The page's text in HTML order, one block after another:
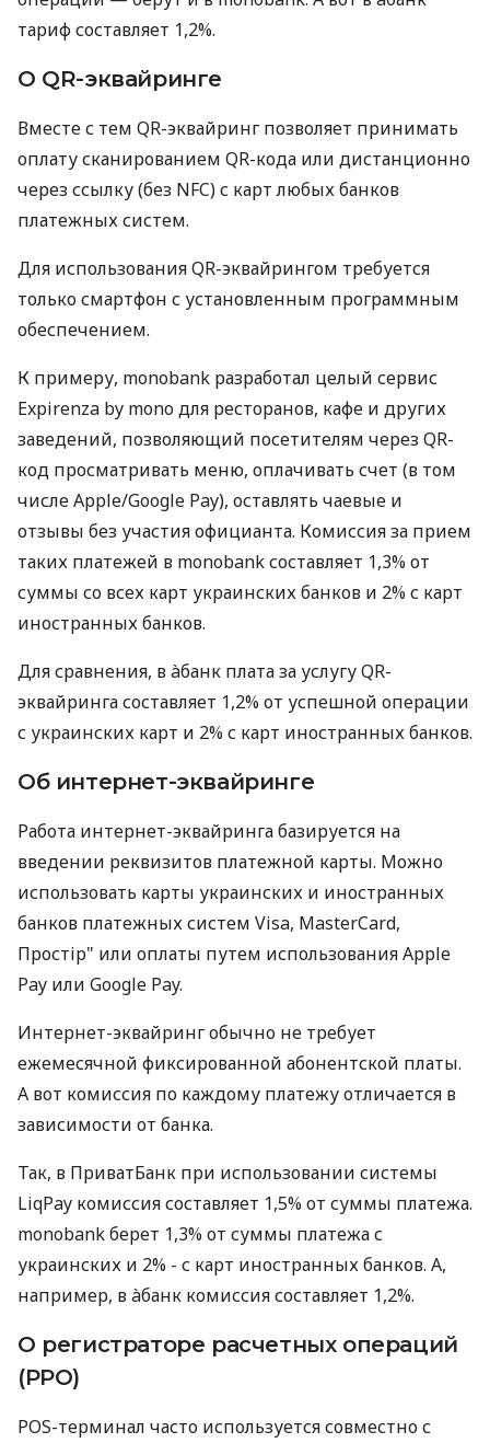
тариф составляет 1,2%.
О QR-эквайринге
Вместе с тем QR-эквайринг позволяет принимать
оплату сканированием QR-кода или дистанционно
через ссылку (без NFC) с карт любых банков
платежных систем.
Для использования QR-эквайрингом требуется
только смартфон с установленным программным
обеспечением.
К примеру, monobank разработал целый сервис
Expirenza by mono для ресторанов, кафе и других
заведений, позволяющий посетителям через QR-
код просматривать меню, оплачивать счет (в том
числе Apple/Google Pay), оставлять чаевые и
отзывы без участия официанта. Комиссия за прием
таких платежей в monobank составляет 1,3% от
суммы со всех карт украинских банков и 2% с карт
иностранных банков.
Для сравнения, в àбанк плата за услугу QR-
эквайринга составляет 1,2% от успешной операции
с украинских карт и 2% с карт иностранных банков.
Об интернет-эквайринге
Работа интернет-эквайринга базируется на
введении реквизитов платежной карты. Можно
использовать карты украинских и иностранных
банков платежных систем Visa, MasterCard,
Простір" или оплаты путем использования Apple
Pay или Google Pay.
Интернет-эквайринг обычно не требует
ежемесячной фиксированной абонентской платы.
А вот комиссия по каждому платежу отличается в
зависимости от банка.
Так, в ПриватБанк при использовании системы
LiqPay комиссия составляет 1,5% от суммы платежа.
monobank берет 1,3% от суммы платежа с
украинских и 2% - с карт иностранных банков. А,
например, в àбанк комиссия составляет 1,2%.
О регистраторе расчетных операций
(РРО)
POS-терминал часто используется совместно с